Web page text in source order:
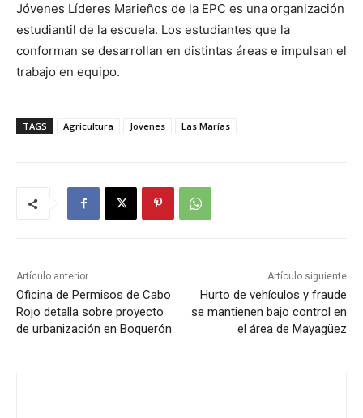
Jóvenes Líderes Marieños de la EPC es una organización
estudiantil de la escuela. Los estudiantes que la
conforman se desarrollan en distintas áreas e impulsan el
trabajo en equipo.
TAGS Agricultura Jovenes Las Marías
Artículo anterior
Oficina de Permisos de Cabo
Rojo detalla sobre proyecto
de urbanización en Boquerón
Artículo siguiente
Hurto de vehículos y fraude
se mantienen bajo control en
el área de Mayagüez